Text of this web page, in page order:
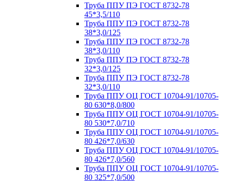
Труба ППУ ПЭ ГОСТ 8732-78
45*3,5/110
Труба ППУ ПЭ ГОСТ 8732-78
38*3,0/125
Труба ППУ ПЭ ГОСТ 8732-78
38*3,0/110
Труба ППУ ПЭ ГОСТ 8732-78
32*3,0/125
Труба ППУ ПЭ ГОСТ 8732-78
32*3,0/110
Труба ППУ ОЦ ГОСТ 10704-91/10705-
80 630*8,0/800
Труба ППУ ОЦ ГОСТ 10704-91/10705-
80 530*7,0/710
Труба ППУ ОЦ ГОСТ 10704-91/10705-
80 426*7,0/630
Труба ППУ ОЦ ГОСТ 10704-91/10705-
80 426*7,0/560
Труба ППУ ОЦ ГОСТ 10704-91/10705-
80 325*7,0/500